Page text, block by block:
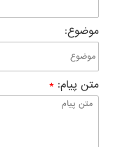
:موضوع
:
* متن پیام